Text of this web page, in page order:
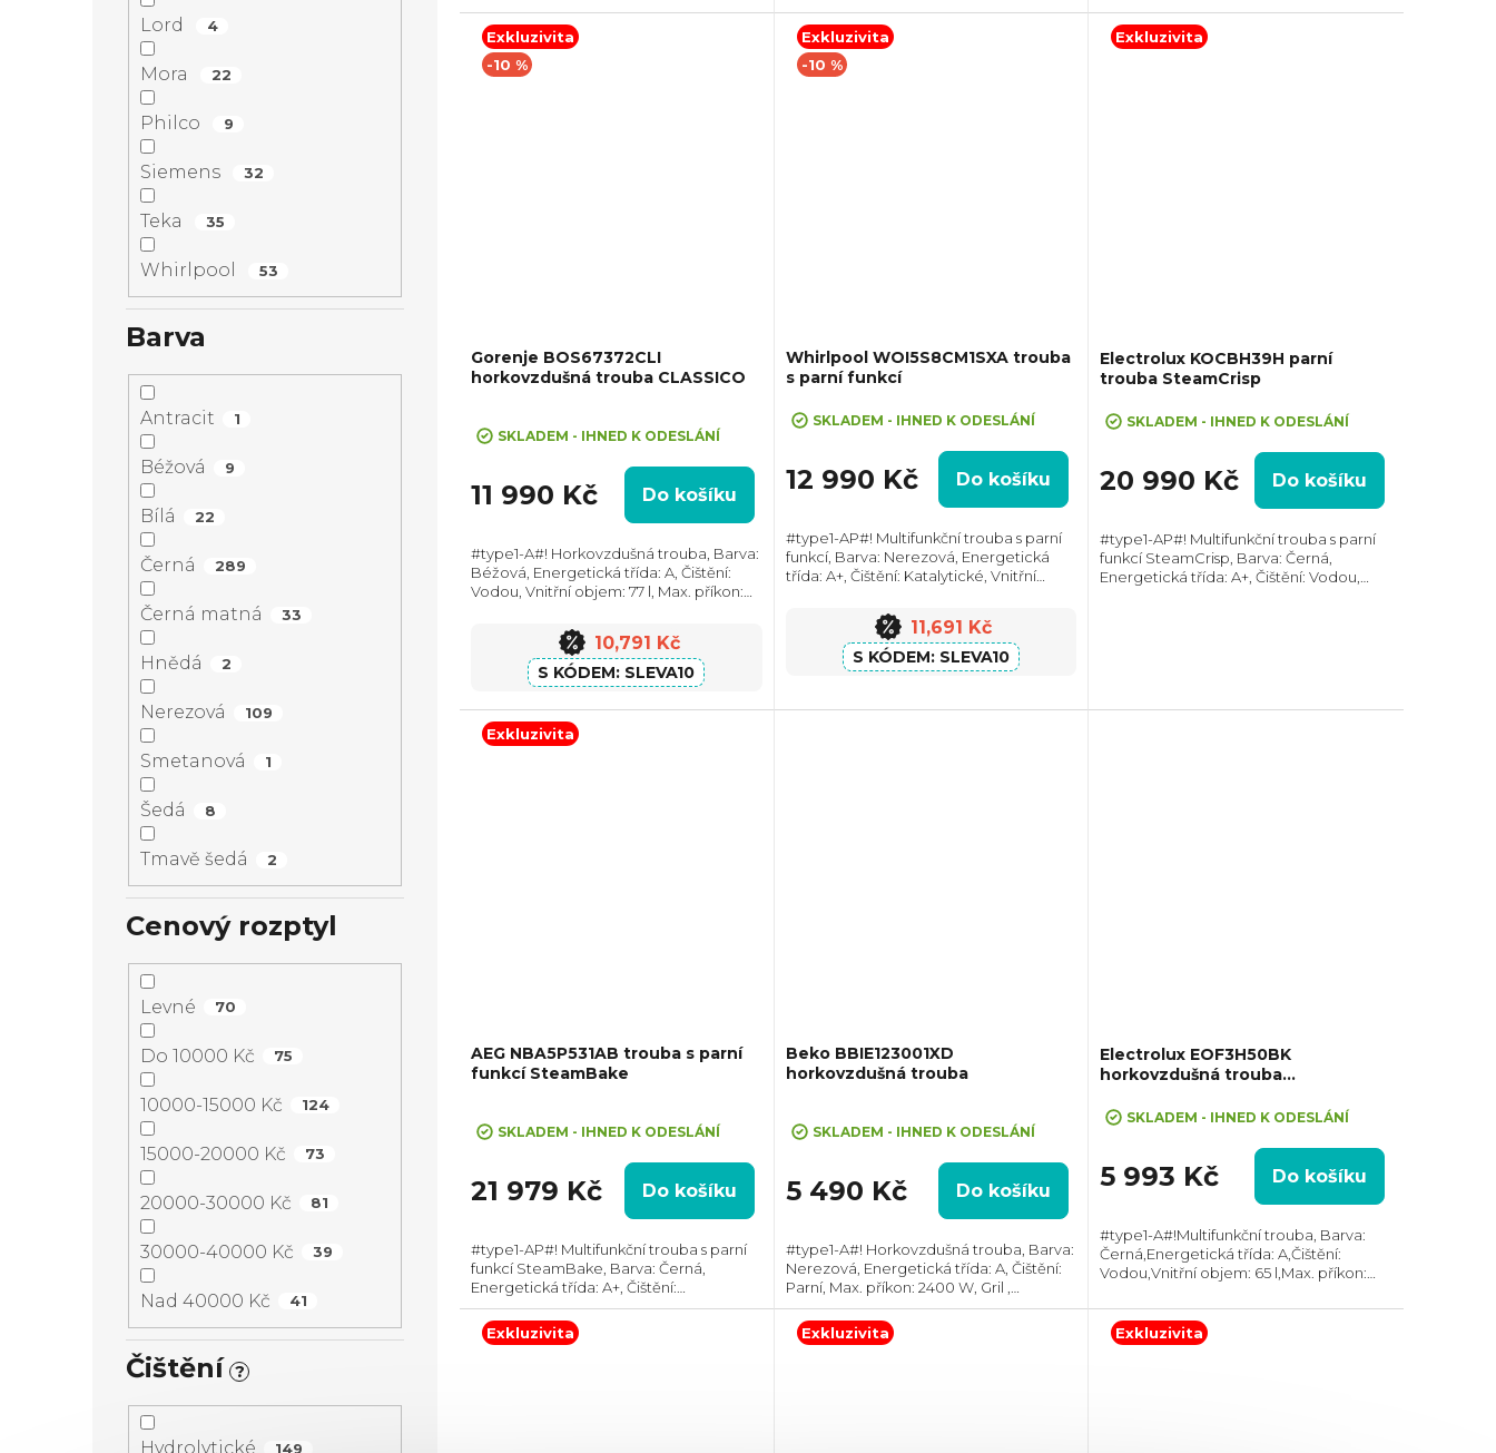
Lord 4
Mora 22
Philco 9
Siemens 32
Teka 35
Whirlpool 53
Barva
Antracit 1
Béžová 9
Bílá 22
Černá 289
Černá matná 33
Hnědá 2
Nerezová 109
Smetanová 1
Šedá 8
Tmavě šedá 2
Cenový rozptyl
Levné 70
Do 10000 Kč 75
10000-15000 Kč 124
15000-20000 Kč 73
20000-30000 Kč 81
30000-40000 Kč 39
Nad 40000 Kč 41
Čištění ?
Hydrolytické 149
Exkluzivita
-10 %
Gorenje BOS67372CLI
horkovzdušná trouba CLASSICO
hodnocení
je
5,0
5
hvězdiček.
SKLADEM - IHNED K ODESLÁNÍ
11 990 Kč Do košíku
#type1-A#! Horkovzdušná trouba, Barva:
Béžová, Energetická třída: A, Čištění:
Vodou, Vnitřní objem: 77 l, Max. příkon:
(VxŠxH):595x595x564 mm, Výbava:...
10,791 Kč
SLEVA10
Exkluzivita
-10 %
Whirlpool WOI5S8CM1SXA trouba
s parní funkcí
SKLADEM - IHNED K ODESLÁNÍ
12 990 Kč Do košíku
#type1-AP#! Multifunkční trouba s parní
funkcí, Barva: Nerezová, Energetická
třída: A+, Čištění: Katalytické, Vnitřní
Rozměry (VxŠxH): 597x595x564 mm,
11,691 Kč
SLEVA10
Exkluzivita
Electrolux KOCBH39H parní
trouba SteamCrisp
SKLADEM - IHNED K ODESLÁNÍ
20 990 Kč Do košíku
#type1-AP#! Multifunkční trouba s parní
funkcí SteamCrisp, Barva: Černá,
Energetická třída: A+, Čištění: Vodou,
Exkluzivita
AEG NBA5P531AB trouba s parní
funkcí SteamBake
hodnocení
je
5,0
5
hvězdiček.
SKLADEM - IHNED K ODESLÁNÍ
21 979 Kč Do košíku
#type1-AP#! Multifunkční trouba s parní
funkcí SteamBake, Barva: Černá,
Energetická třída: A+, Čištění:
Pyrolytické, Vnitřní objem: 71 l, Max.
příkon: 3500 W, Gril , Rozměry (VxŠxH):
595x595x567...
Beko BBIE123001XD
horkovzdušná trouba
hodnocení
je
5,0
5
hvězdiček.
SKLADEM - IHNED K ODESLÁNÍ
5 490 Kč Do košíku
#type1-A#! Horkovzdušná trouba, Barva:
Nerezová, Energetická třída: A, Čištění:
Parní, Max. příkon: 2400 W, Gril ,
Rozměry (VxŠxH):595x594x567 mm,
Výbava: Teleskopický výsuv, Počet skel
ve dvířkách: 2
Electrolux EOF3H50BK
horkovzdušná trouba
SKLADEM - IHNED K ODESLÁNÍ
5 993 Kč Do košíku
#type1-A#!Multifunkční trouba, Barva:
Černá,Energetická třída: A,Čištění:
Vodou,Vnitřní objem: 65 l,Max. příkon:
(VxŠxH):594×594×550 mm, Teplotní
rozsah: 50°C -...
Exkluzivita Exkluzivita Exkluzivita